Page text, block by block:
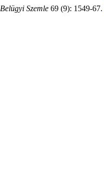
Belügyi Szemle 69 (9): 1549-67.